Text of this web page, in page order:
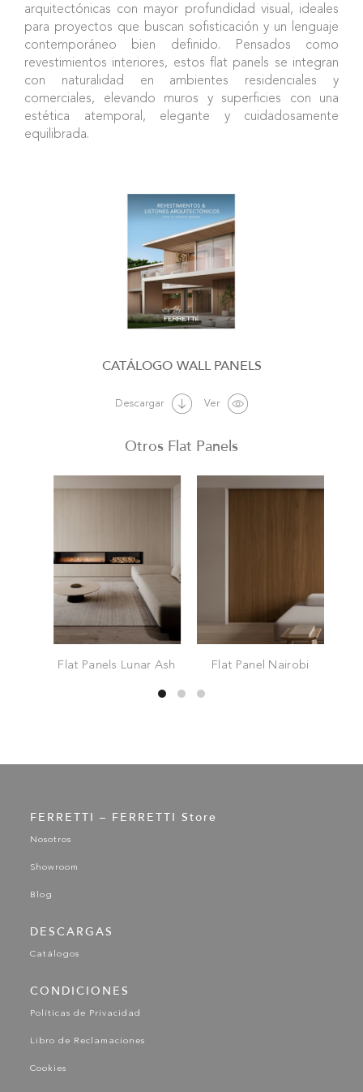
arquitectónicas con mayor profundidad visual, ideales
para proyectos que buscan sofisticación y un lenguaje
contemporáneo bien definido. Pensados como
revestimientos interiores, estos flat panels se integran
con naturalidad en ambientes residenciales y
comerciales, elevando muros y superficies con una
estética atemporal, elegante y cuidadosamente
equilibrada.
WALL PANELS
Descargar Ver
Otros Flat Panels
Flat Panels Lunar Ash Flat Panel Nairobi
FERRETTI – FERRETTI Store
Nosotros
Showroom
Blog
DESCARGAS
Catálogos
CONDICIONES
Políticas de Privacidad
Libro de Reclamaciones
Cookies